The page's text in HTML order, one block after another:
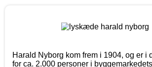
Harald Nyborg kom frem i 1904, og er i
for ca. 2.000 personer i